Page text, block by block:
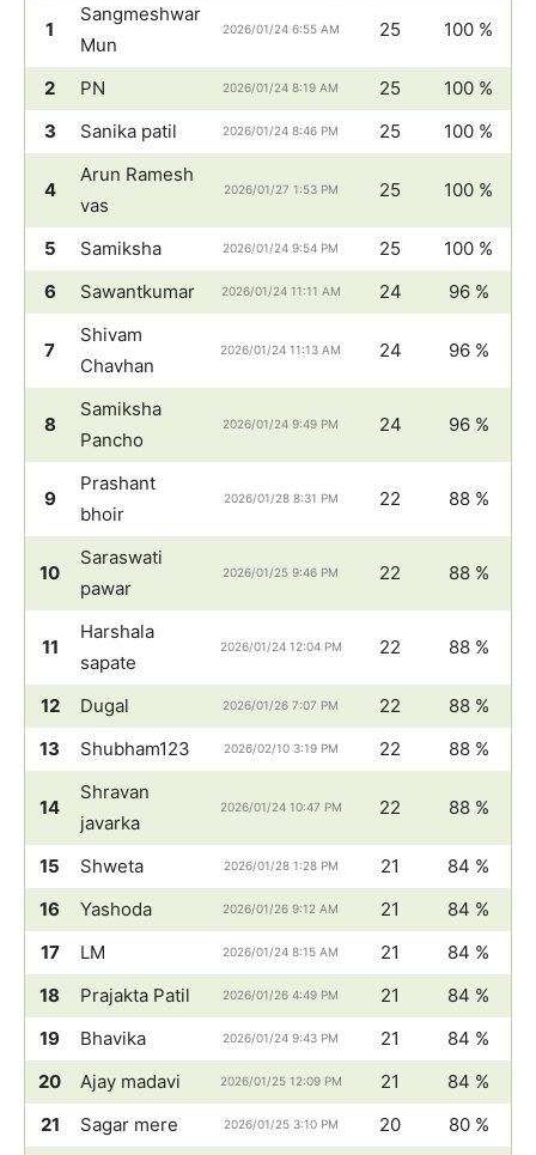
1
Sangmeshwar
Mun
2026/01/24 6:55 AM 25 100 %
2 PN 2026/01/24 8:19 AM 25
100 %
3
Sanika patil 2026/01/24 8:46 PM 25 100 %
4
Arun Ramesh
vas
2026/01/27 1:53 PM 25 100 %
5 Samiksha 2026/01/24 9:54 PM 25
100 %
6
Sawantkumar 2026/01/24 11:11 AM 24 96 %
7
Shivam
Chavhan
2026/01/24 11:13 AM 24 96 %
8
Samiksha
Pancho
2026/01/24 9:49 PM 24 96 %
9
Prashant
bhoir
2026/01/28 8:31 PM 22 88 %
10
Saraswati
pawar
2026/01/25 9:46 PM 22 88 %
11
Harshala
sapate
2026/01/24 12:04 PM 22 88 %
12 Dugal 2026/01/26 7:07 PM 22
88 %
13
Shubham123 2026/02/10 3:19 PM 22 88 %
14
Shravan
javarka
2026/01/24 10:47 PM 22 88 %
15 Shweta 2026/01/28 1:28 PM 21
84 %
16
Yashoda 2026/01/26 9:12 AM 21
84 %
17
LM 2026/01/24 8:15 AM 21
84 %
18
Prajakta Patil 2026/01/26 4:49 PM 21
84 %
19
Bhavika 2026/01/24 9:43 PM 21
84 %
20
Ajay madavi 2026/01/25 12:09 PM 21
84 %
21
Sagar mere 2026/01/25 3:10 PM 20 80 %